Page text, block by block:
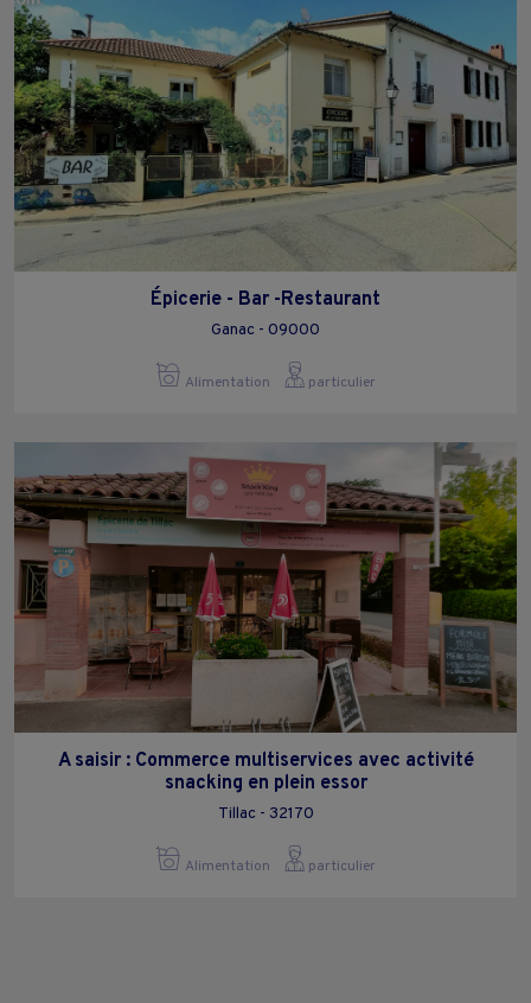
Épicerie - Bar -Restaurant
Ganac - 09000
Alimentation particulier
A saisir : Commerce multiservices avec activité
snacking en plein essor
Tillac - 32170
Alimentation particulier